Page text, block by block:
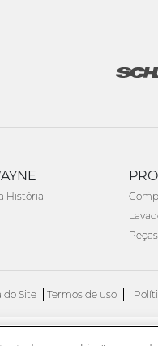
História
do Site Termos de uso